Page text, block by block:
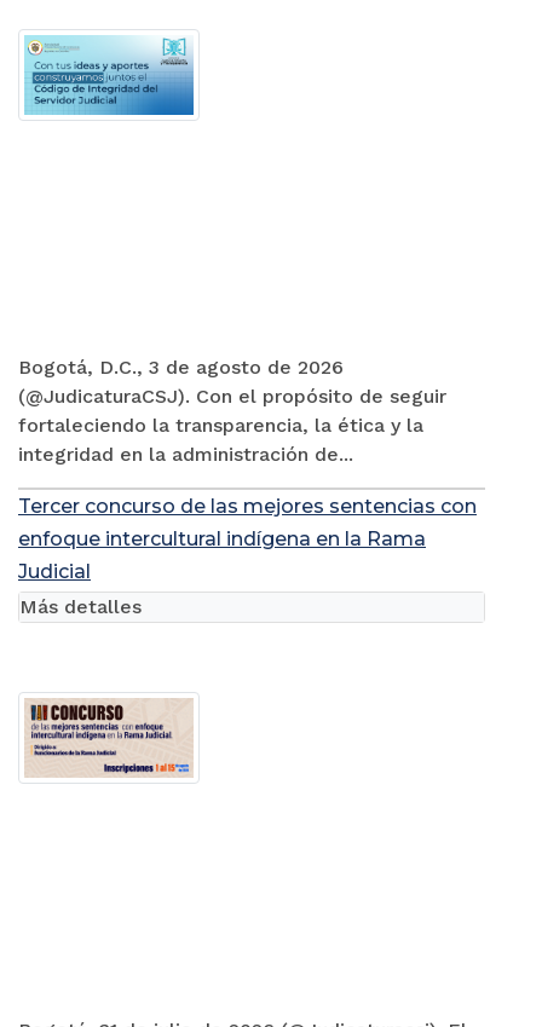
Bogotá, D.C., 3 de agosto de 2026
(@JudicaturaCSJ). Con el propósito de seguir
fortaleciendo la transparencia, la ética y la
integridad en la administración de...
Tercer concurso de las mejores sentencias con
enfoque intercultural indígena en la Rama
Judicial
Más detalles